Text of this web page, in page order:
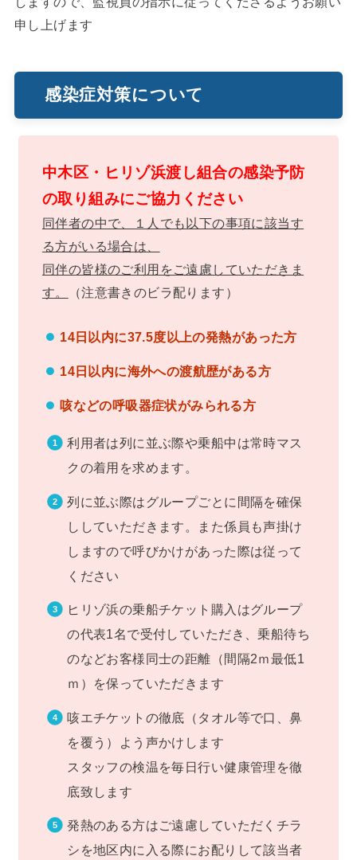
申し上げます
感染症対策について
中木区・ヒリゾ浜渡し組合の感染予防
の取り組みにご協力ください
同伴者の中で、１人でも以下の事項に該当す
る方がいる場合は、
同伴の皆様のご利用をご遠慮していただきま
す。
（注意書きのビラ配ります）
14日以内に37.5度以上の発熱があった方
14日以内に海外への渡航歴がある方
咳などの呼吸器症状がみられる方
利用者は列に並ぶ際や乗船中は常時マス
クの着用を求めます。
列に並ぶ際はグループごとに間隔を確保
ししていただきます。また係員も声掛け
しますので呼びかけがあった際は従って
ください
ヒリゾ浜の乗船チケット購入はグループ
の代表1名で受付していただき、乗船待ち
のなどお客様同士の距離（間隔2ｍ最低1
ｍ）を保っていただきます
咳エチケットの徹底（タオル等で口、鼻
を覆う）よう声かけします
スタッフの検温を毎日行い健康管理を徹
底致します
発熱のある方はご遠慮していただくチラ
シを地区内に入る際にお配りして該当者